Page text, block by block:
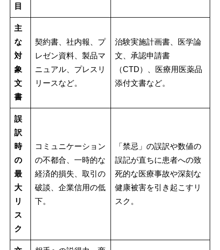
目
主
な
対
象
文
書
契約書、社内報、プ
レゼン資料、製品マ
ニュアル、プレスリ
リースなど。
治験実施計画書、医学論
文、承認申請書
（CTD）、医療用医薬品
添付文書など。
誤
訳
時
の
最
大
リ
ス
ク
コミュニケーション
の不都合、一時的な
経済的損失、取引の
破談、企業信用の低
下。
「禁忌」の誤訳や数値の
誤記が直ちに患者への致
死的な医療事故や深刻な
健康被害を引き起こすリ
スク。